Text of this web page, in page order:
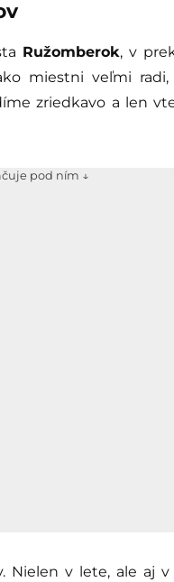
Ružomberok, v
miestni veľmi
zriedkavo a len
pod ním ↓
Nielen v lete, ale aj